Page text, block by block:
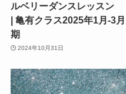
ルベリーダンスレッスン
| 亀有クラス2025年1月-3月
期
2024年10月31日